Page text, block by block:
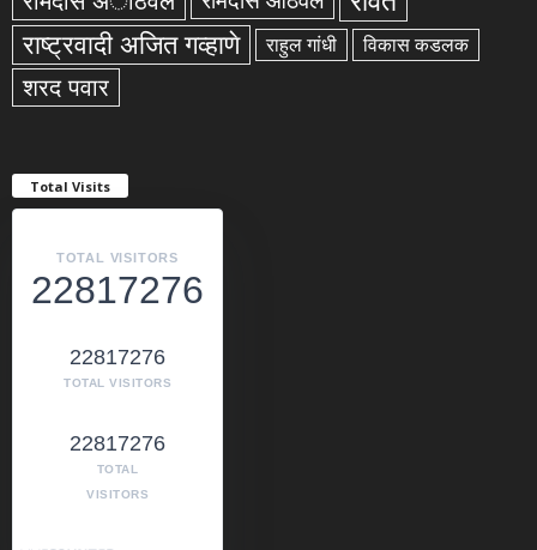
राष्ट्रवादी अजित गव्हाणे राहुल गांधी विकास कडलक
शरद पवार
Total Visits
TOTAL VISITORS
22817276
22817276
TOTAL VISITORS
22817276
TOTAL
VISITORS